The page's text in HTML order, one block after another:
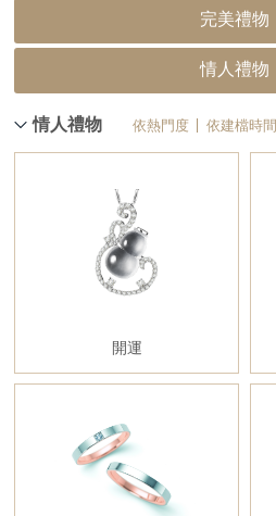
完美禮物
情人禮物
情人禮物 依熱門度 依建檔時間
開運